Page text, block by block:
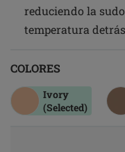
reduciendo la
temperatura
COLORES
Ivory
(Selected)